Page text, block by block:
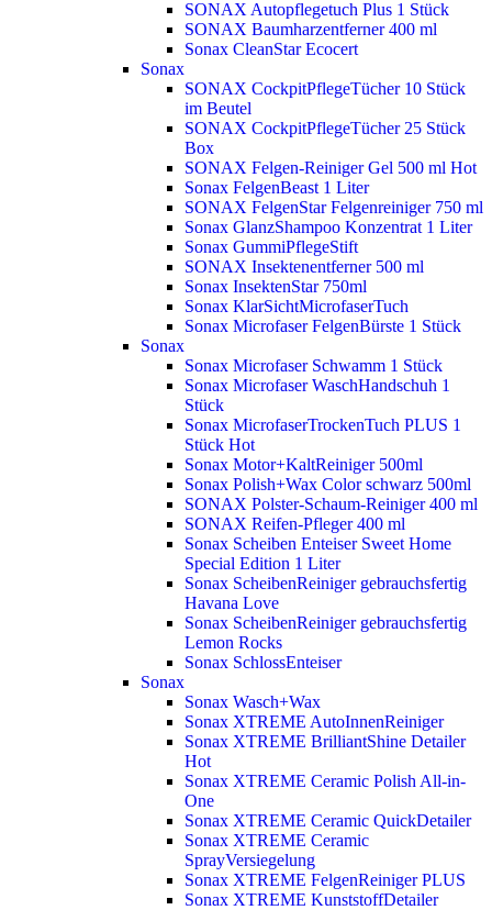
SONAX Autopflegetuch Plus 1 Stück
SONAX Baumharzentferner 400 ml
Sonax CleanStar Ecocert
Sonax
SONAX CockpitPflegeTücher 10 Stück
im Beutel
SONAX CockpitPflegeTücher 25 Stück
Box
SONAX Felgen-Reiniger Gel 500 ml Hot
Sonax FelgenBeast 1 Liter
SONAX FelgenStar Felgenreiniger 750 ml
Sonax GlanzShampoo Konzentrat 1 Liter
Sonax GummiPflegeStift
SONAX Insektenentferner 500 ml
Sonax InsektenStar 750ml
Sonax KlarSichtMicrofaserTuch
Sonax Microfaser FelgenBürste 1 Stück
Sonax
Sonax Microfaser Schwamm 1 Stück
Sonax Microfaser WaschHandschuh 1
Stück
Sonax MicrofaserTrockenTuch PLUS 1
Stück Hot
Sonax Motor+KaltReiniger 500ml
Sonax Polish+Wax Color schwarz 500ml
SONAX Polster-Schaum-Reiniger 400 ml
SONAX Reifen-Pfleger 400 ml
Sonax Scheiben Enteiser Sweet Home
Special Edition 1 Liter
Sonax ScheibenReiniger gebrauchsfertig
Havana Love
Sonax ScheibenReiniger gebrauchsfertig
Lemon Rocks
Sonax SchlossEnteiser
Sonax
Sonax Wasch+Wax
Sonax XTREME AutoInnenReiniger
Sonax XTREME BrilliantShine Detailer
Hot
Sonax XTREME Ceramic Polish All-in-
One
Sonax XTREME Ceramic QuickDetailer
Sonax XTREME Ceramic
SprayVersiegelung
Sonax XTREME FelgenReiniger PLUS
Sonax XTREME KunststoffDetailer